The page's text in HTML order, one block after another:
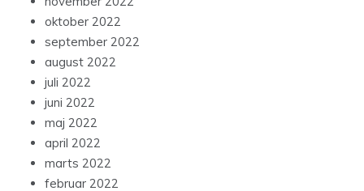
oktober 2022
september 2022
august 2022
juli 2022
juni 2022
maj 2022
april 2022
marts 2022
februar 2022